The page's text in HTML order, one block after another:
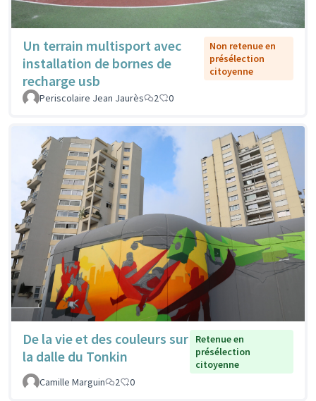
Un terrain multisport avec
installation de bornes de
recharge usb
Non retenue en
présélection
citoyenne
Periscolaire Jean Jaurès 2 0
De la vie et des couleurs sur
la dalle du Tonkin
Retenue en
présélection
citoyenne
Camille Marguin
2 0